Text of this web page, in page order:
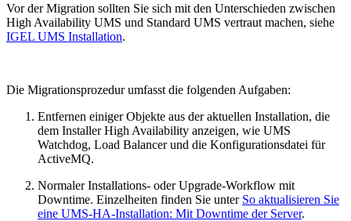
Vor der Migration sollten Sie sich mit den Unterschieden zwischen
High Availability UMS und Standard UMS vertraut machen, siehe
IGEL UMS Installation.
Die Migrationsprozedur umfasst die folgenden Aufgaben:
Entfernen einiger Objekte aus der aktuellen Installation, die
dem Installer High Availability anzeigen, wie UMS
Watchdog, Load Balancer und die Konfigurationsdatei für
ActiveMQ.
Normaler Installations- oder Upgrade-Workflow mit
Downtime. Einzelheiten finden Sie unter So aktualisieren Sie
eine UMS-HA-Installation: Mit Downtime der Server.